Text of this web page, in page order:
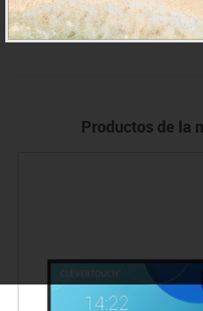
Toque de 50 puntos, soporte
tiempo real.
Productos de la